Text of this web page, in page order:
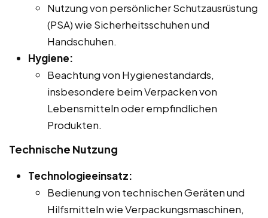
Nutzung von persönlicher Schutzausrüstung
(PSA) wie Sicherheitsschuhen und
Handschuhen.
Hygiene:
Beachtung von Hygienestandards,
insbesondere beim Verpacken von
Lebensmitteln oder empfindlichen
Produkten.
Technische Nutzung
Technologieeinsatz:
Bedienung von technischen Geräten und
Hilfsmitteln wie Verpackungsmaschinen,